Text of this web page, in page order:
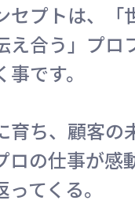
セプトは、「
え合う」プロ
です。
育ち、顧客の
ロの仕事が感
てくる。